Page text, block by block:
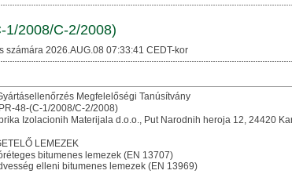
1/2008/C-2/2008)
számára 2026.AUG.08 07:33:41 CEDT-kor
Megfelelőségi Tanúsítvány
48-(C-1/2008/C-2/2008)
Izolacionih Materijala d.o.o., Put Narodnih heroja 12, 24420
LEMEZEK
bitumenes lemezek (EN 13707)
elleni bitumenes lemezek (EN 13969)